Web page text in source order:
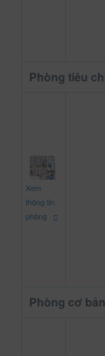
Phòng tiêu
Xem
thông tin
phòng
Phòng cơ